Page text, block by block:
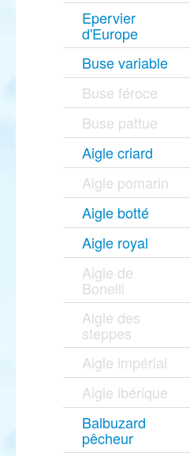
Epervier
d'Europe
Buse variable
Buse féroce
Buse pattue
Aigle criard
Aigle pomarin
Aigle botté
Aigle royal
Aigle de
Bonelli
Aigle des
steppes
Aigle impérial
Aigle ibérique
Balbuzard
pêcheur